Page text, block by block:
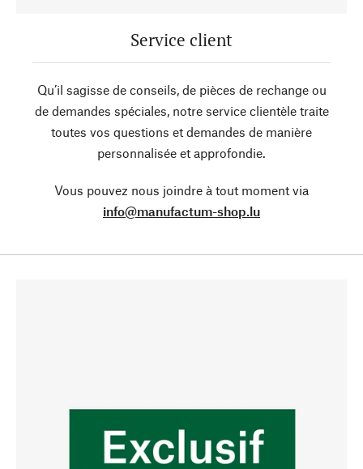
Service client
Qu’il sagisse de conseils, de pièces de rechange ou
de demandes spéciales, notre service clientèle traite
toutes vos questions et demandes de manière
personnalisée et approfondie.
Vous pouvez nous joindre à tout moment via
info@manufactum-shop.lu